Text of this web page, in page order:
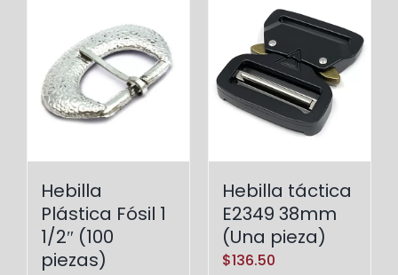
variantes.
Las
opciones
se
pueden
en
la
página
Hebilla
Plástica Fósil 1
1/2″ (100
piezas)
Hebilla táctica
E2349 38mm
(Una pieza)
$136.50